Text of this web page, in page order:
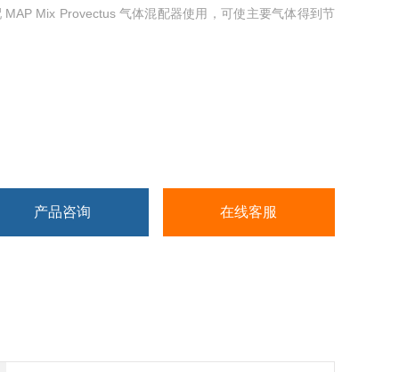
MAP Mix Provectus 气体混配器使用，可使主要气体得到节
产品咨询 在线客服